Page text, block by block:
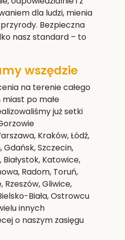
dla ludzi, mienia
Bezpieczna
nasz standard – to
wszędzie
na terenie całego
po małe
już setki
Kraków, Łódź,
Gdańsk, Szczecin,
Białystok, Katowice,
Radom, Toruń,
Rzeszów, Gliwice,
Biała, Ostrowcu
innych
o naszym zasięgu